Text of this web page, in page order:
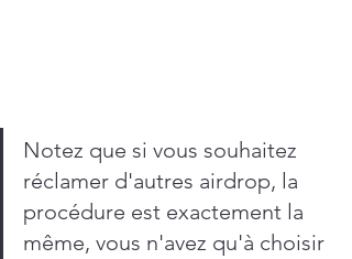
Notez que si vous souhaitez
réclamer d'autres airdrop, la
procédure est exactement la
même, vous n'avez qu'à choisir